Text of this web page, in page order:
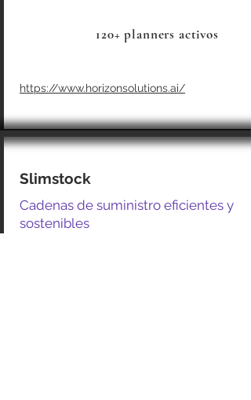
120+ planners activos
https://www.horizonsolutions.ai/
Slimstock
Cadenas de suministro eficientes y
sostenibles